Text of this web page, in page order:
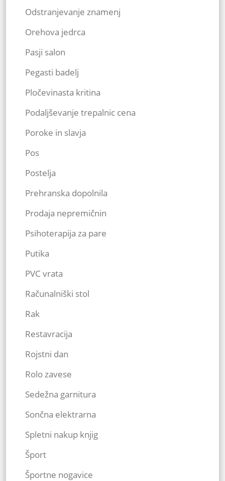
Odstranjevanje znamenj
Orehova jedrca
Pasji salon
Pegasti badelj
Pločevinasta kritina
Podaljševanje trepalnic cena
Poroke in slavja
Pos
Postelja
Prehranska dopolnila
Prodaja nepremičnin
Psihoterapija za pare
Putika
PVC vrata
Računalniški stol
Rak
Restavracija
Rojstni dan
Rolo zavese
Sedežna garnitura
Sončna elektrarna
Spletni nakup knjig
Šport
Športne nogavice